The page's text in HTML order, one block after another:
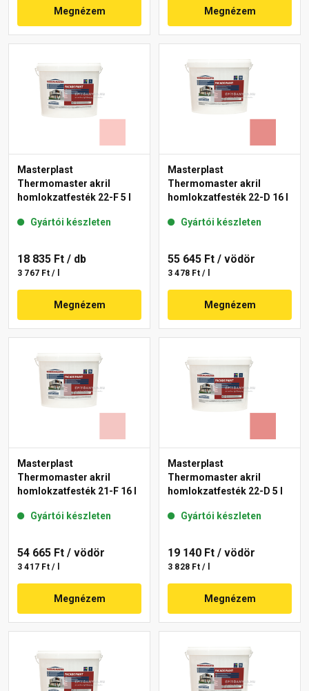
Megnézem Megnézem
Masterplast
Thermomaster akril
homlokzatfesték 22-F 5 l
Gyártói készleten
18 835 Ft / db
3 767 Ft / l
Megnézem
Masterplast
Thermomaster akril
homlokzatfesték 22-D 16 l
Gyártói készleten
55 645 Ft / vödör
3 478 Ft / l
Megnézem
Masterplast
Thermomaster akril
homlokzatfesték 21-F 16 l
Gyártói készleten
54 665 Ft / vödör
3 417 Ft / l
Megnézem
Masterplast
Thermomaster akril
homlokzatfesték 22-D 5 l
Gyártói készleten
19 140 Ft / vödör
3 828 Ft / l
Megnézem